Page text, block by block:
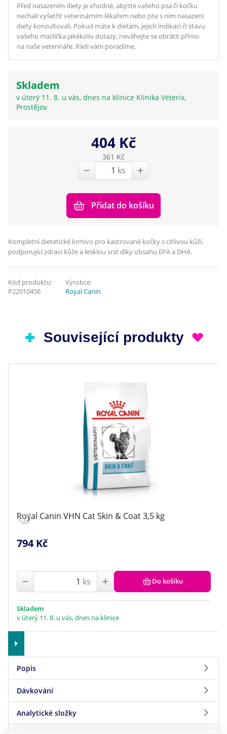
Před nasazením diety je vhodné, abyste vašeho psa či kočku
nechali vyšetřit veterinárním lékařem nebo jste s ním nasazení
diety konzultovali. Pokud máte k dietám, jejich indikaci či stavu
vašeho mazlíčka jakékoliv dotazy, neváhejte se obrátit přímo
na naše veterináře. Rádi vám poradíme.
Skladem
v úterý 11. 8. u vás, dnes na klinice Klinika Veterix,
Prostějov
404 Kč
361 Kč
ks
Přidat do košíku
​Kompletní dietetické krmivo pro kastrované kočky s citlivou kůží,
podporující zdraví kůže a lesklou srst díky obsahu EPA a DHA.
Kód produktu:
P22010456
Výrobce:
Royal Canin
Související produkty
Royal Canin VHN Cat Skin & Coat 3,5 kg
794 Kč
ks Do košíku
Skladem
v úterý 11. 8. u vás, dnes na klinice
Popis
O produktu Royal Canin
VHN Cat Skin & Coat 1,5
Dávkování
Dávkování
Analytické složky